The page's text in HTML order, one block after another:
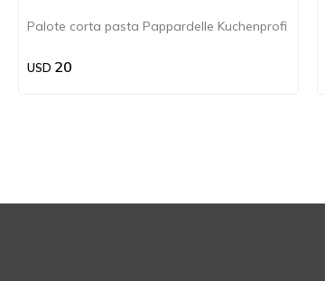
Palote corta pasta Pappardelle Kuchenprofi
USD 20